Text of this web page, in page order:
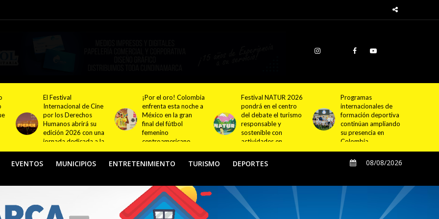
El Festival
Internacional de Cine
por los Derechos
Humanos abrirá su
edición 2026 con una
jornada dedicada a la
memoria y la paz
¡Por el oro! Colombia
enfrenta esta noche a
México en la gran
final del fútbol
femenino
centroamericano
Festival NATUR 2026
pondrá en el centro
del debate el turismo
responsable y
sostenible con
actividades en
Bogotá y Guasca
Programas
internacionales de
formación deportiva
continúan ampliando
su presencia en
Colombia
EVENTOS MUNICIPIOS ENTRETENIMIENTO TURISMO DEPORTES 08/08/2026